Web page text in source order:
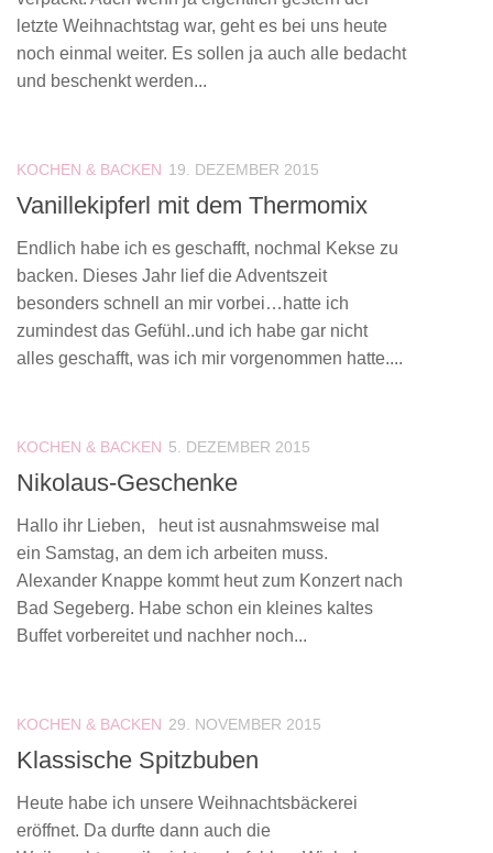
letzte Weihnachtstag war, geht es bei uns heute
noch einmal weiter. Es sollen ja auch alle bedacht
und beschenkt werden...
KOCHEN & BACKEN 19. DEZEMBER 2015
Vanillekipferl mit dem Thermomix
Endlich habe ich es geschafft, nochmal Kekse zu
backen. Dieses Jahr lief die Adventszeit
besonders schnell an mir vorbei…hatte ich
zumindest das Gefühl..und ich habe gar nicht
alles geschafft, was ich mir vorgenommen hatte....
KOCHEN & BACKEN 5. DEZEMBER 2015
Nikolaus-Geschenke
Hallo ihr Lieben, heut ist ausnahmsweise mal
ein Samstag, an dem ich arbeiten muss.
Alexander Knappe kommt heut zum Konzert nach
Bad Segeberg. Habe schon ein kleines kaltes
Buffet vorbereitet und nachher noch...
KOCHEN & BACKEN 29. NOVEMBER 2015
Klassische Spitzbuben
Heute habe ich unsere Weihnachtsbäckerei
eröffnet. Da durfte dann auch die